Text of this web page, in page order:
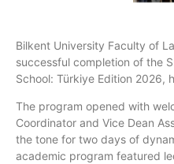
Bilkent University Faculty of
successful completion of the
School: Türkiye Edition 2026,
The program opened with
Coordinator and Vice Dean
the tone for two days of
academic program featured